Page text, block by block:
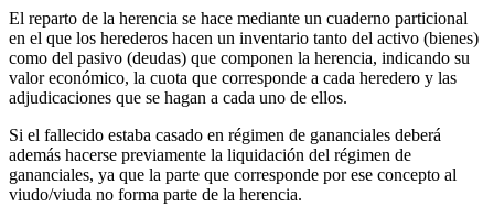
El reparto de la herencia se hace mediante un cuaderno particional
en el que los herederos hacen un inventario tanto del activo (bienes)
como del pasivo (deudas) que componen la herencia, indicando su
valor económico, la cuota que corresponde a cada heredero y las
adjudicaciones que se hagan a cada uno de ellos.
Si el fallecido estaba casado en régimen de gananciales deberá
además hacerse previamente la liquidación del régimen de
gananciales, ya que la parte que corresponde por ese concepto al
viudo/viuda no forma parte de la herencia.